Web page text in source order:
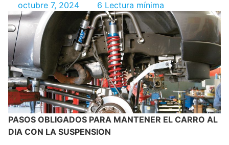
octubre 7, 2024 6 Lectura mínima
PASOS OBLIGADOS PARA MANTENER EL CARRO AL
DIA CON LA SUSPENSION